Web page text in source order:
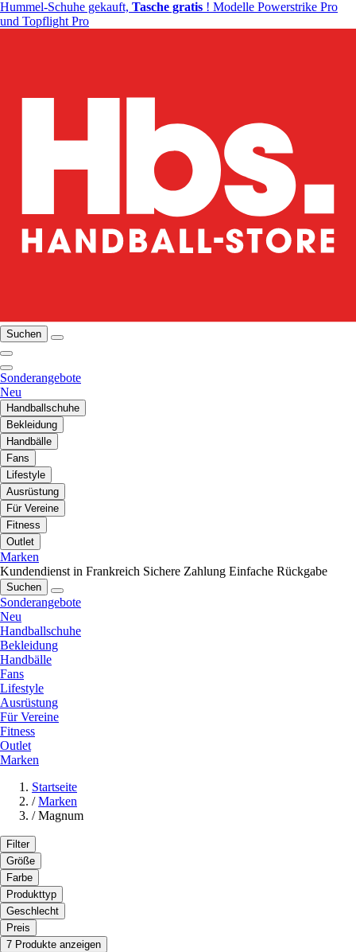
Hummel-Schuhe gekauft, Tasche gratis ! Modelle Powerstrike Pro
und Topflight Pro
Suchen
Sonderangebote
Neu
Handballschuhe
Bekleidung
Handbälle
Fans
Lifestyle
Ausrüstung
Für Vereine
Fitness
Outlet
Marken
Kundendienst in Frankreich Sichere Zahlung Einfache Rückgabe
Suchen
Sonderangebote
Neu
Handballschuhe
Bekleidung
Handbälle
Fans
Lifestyle
Ausrüstung
Für Vereine
Fitness
Outlet
Marken
Startseite
/ Marken
/ Magnum
Filter
Größe
Farbe
Produkttyp
Geschlecht
Preis
7 Produkte anzeigen